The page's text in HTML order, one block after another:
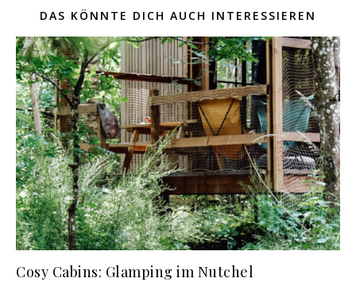
DAS KÖNNTE DICH AUCH INTERESSIEREN
Cosy Cabins: Glamping im Nutchel